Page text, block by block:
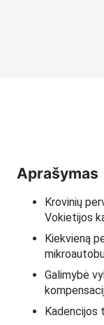
Aprašymas
Krovinių
Vokietijos
Kiekvieną
Galimybė
Kadencijos